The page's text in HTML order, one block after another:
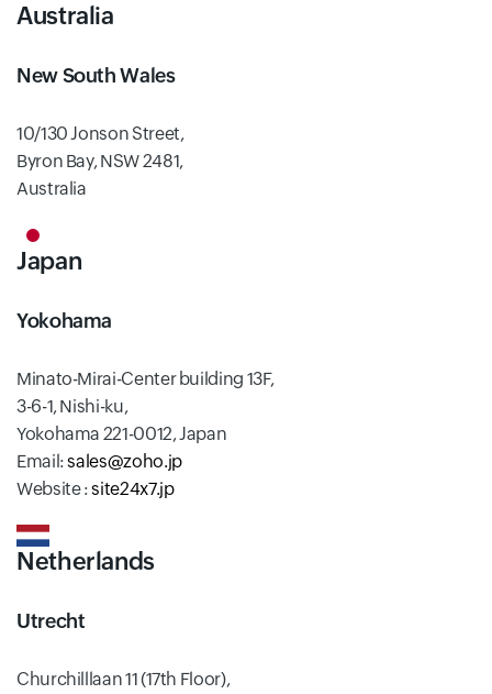
Australia
New South Wales
10/130 Jonson Street,
Byron Bay, NSW 2481,
Australia
Japan
Yokohama
Minato-Mirai-Center building 13F,
3-6-1, Nishi-ku,
Yokohama 221-0012, Japan
Email:sales@zoho.jp
Website :site24x7.jp
Netherlands
Utrecht
Churchilllaan 11 (17th Floor),